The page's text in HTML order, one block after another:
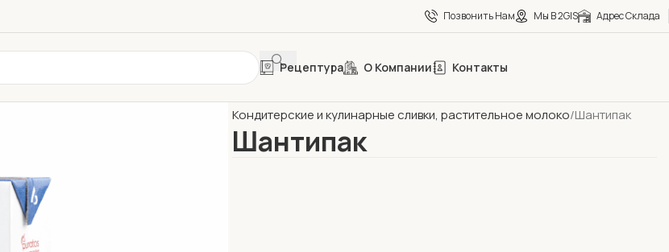
Позвонить Нам Мы В 2GIS Адрес Склада
Рецептура О Компании Контакты
Кондитерские и кулинарные сливки, растительное молоко Шантипак
Шантипак